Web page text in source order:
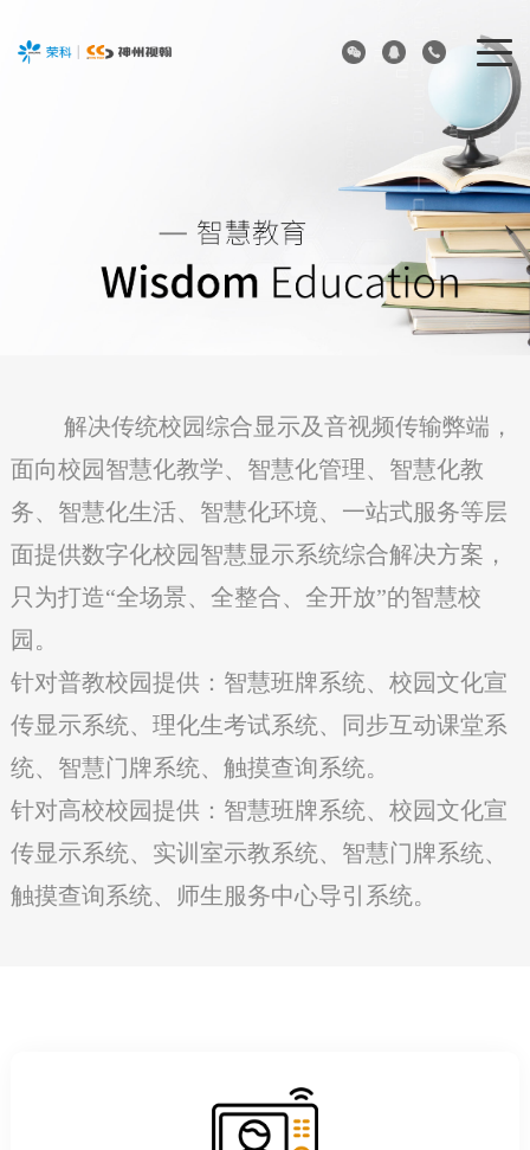
解决传统校园综合显示及音视频传输弊端，
面向校园智慧化教学、智慧化管理、智慧化教
务、智慧化生活、智慧化环境、一站式服务等层
面提供数字化校园智慧显示系统综合解决方案，
只为打造“全场景、全整合、全开放”的智慧校
园。
针对普教校园提供：智慧班牌系统、校园文化宣
传显示系统、理化生考试系统、同步互动课堂系
统、智慧门牌系统、触摸查询系统。
针对高校校园提供：智慧班牌系统、校园文化宣
传显示系统、实训室示教系统、智慧门牌系统、
触摸查询系统、师生服务中心导引系统。